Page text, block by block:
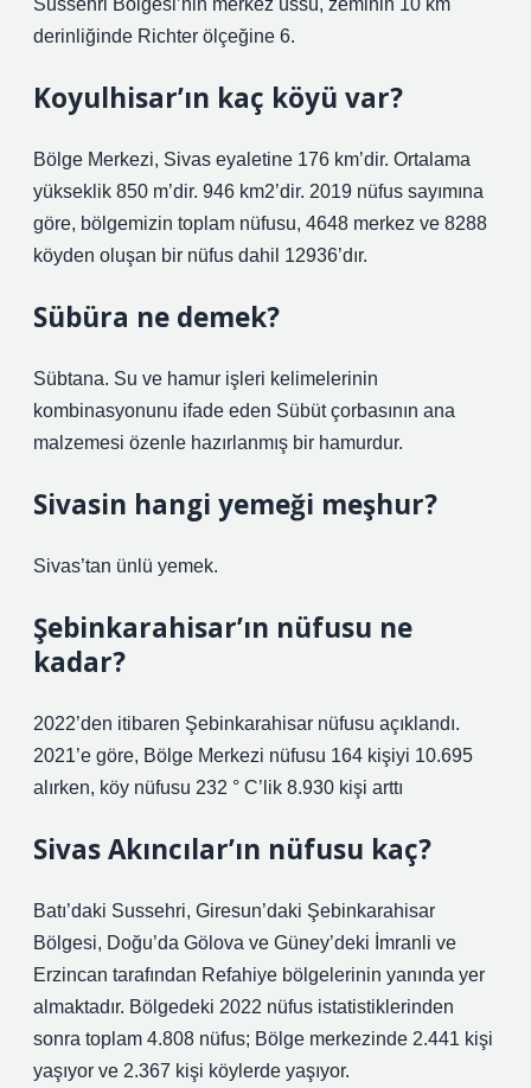
Sussehri Bölgesi’nin merkez üssü, zeminin 10 km
derinliğinde Richter ölçeğine 6.
Koyulhisar’ın kaç köyü var?
Bölge Merkezi, Sivas eyaletine 176 km’dir. Ortalama
yükseklik 850 m’dir. 946 km2’dir. 2019 nüfus sayımına
göre, bölgemizin toplam nüfusu, 4648 merkez ve 8288
köyden oluşan bir nüfus dahil 12936’dır.
Sübüra ne demek?
Sübtana. Su ve hamur işleri kelimelerinin
kombinasyonunu ifade eden Sübüt çorbasının ana
malzemesi özenle hazırlanmış bir hamurdur.
Sivasin hangi yemeği meşhur?
Sivas’tan ünlü yemek.
Şebinkarahisar’ın nüfusu ne
kadar?
2022’den itibaren Şebinkarahisar nüfusu açıklandı.
2021’e göre, Bölge Merkezi nüfusu 164 kişiyi 10.695
alırken, köy nüfusu 232 ° C’lik 8.930 kişi arttı
Sivas Akıncılar’ın nüfusu kaç?
Batı’daki Sussehri, Giresun’daki Şebinkarahisar
Bölgesi, Doğu’da Gölova ve Güney’deki İmranli ve
Erzincan tarafından Refahiye bölgelerinin yanında yer
almaktadır. Bölgedeki 2022 nüfus istatistiklerinden
sonra toplam 4.808 nüfus; Bölge merkezinde 2.441 kişi
yaşıyor ve 2.367 kişi köylerde yaşıyor.